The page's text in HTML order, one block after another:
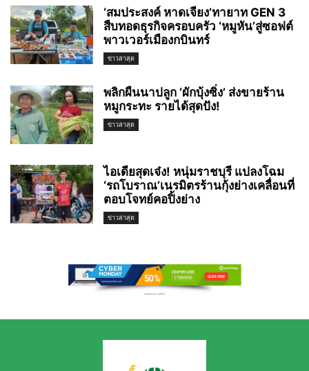
‘สมประสงค์ หาดเจียง’ทายาท GEN 3
สืบทอดธุรกิจครอบครัว ‘หมูหัน’สู่ซอฟต์
พาวเวอร์เมืองกบินทร์
ข่าวล่าสุด
พลิกผืนนาปลูก ‘ผักบุ้งซิ่ง’ ส่งขายร้าน
หมูกระทะ รายได้สุดปัง!
ข่าวล่าสุด
ไอเดียสุดเจ๋ง! หนุ่มราชบุรี แปลงโฉม
‘รถโบราณ’เนรมิตรร้านกุ้งย่างเคลื่อนที่
ตอบโจทย์คอปิ้งย่าง
ข่าวล่าสุด